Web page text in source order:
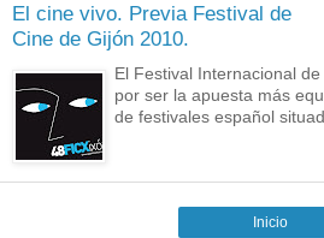
El cine vivo. Previa Festival de
Cine de Gijón 2010.
El Festival Internacional
por ser la apuesta más
de festivales español
Inicio